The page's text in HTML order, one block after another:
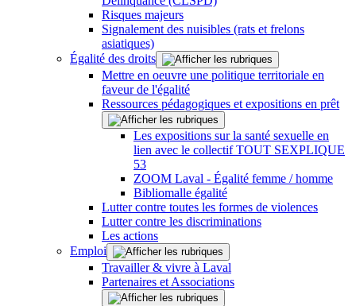
Risques majeurs
Signalement des nuisibles (rats et frelons
asiatiques)
Égalité des droits
Mettre en oeuvre une politique territoriale en
faveur de l'égalité
Ressources pédagogiques et expositions en prêt
Les expositions sur la santé sexuelle en
lien avec le collectif TOUT SEXPLIQUE
53
ZOOM Laval - Égalité femme / homme
Bibliomalle égalité
Lutter contre toutes les formes de violences
Lutter contre les discriminations
Les actions
Emploi
Travailler & vivre à Laval
Partenaires et Associations